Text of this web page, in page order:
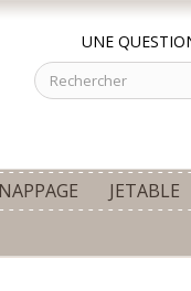
UNE
NAPPAGE JETABLE